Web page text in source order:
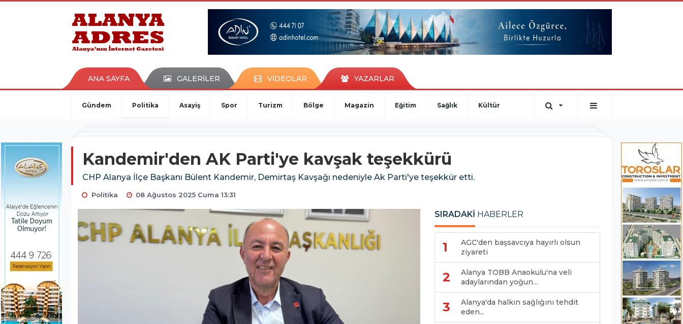
kaçak bahis
porno izle
ANA SAYFA GALERİLER VİDEOLAR YAZARLAR
Gündem Politika Asayiş Spor Turizm Bölge Magazin Eğitim Sağlık Kültür
Kandemir'den AK Parti'ye kavşak teşekkürü
CHP Alanya İlçe Başkanı Bülent Kandemir, Demirtaş Kavşağı nedeniyle Ak Parti'ye teşekkür etti.
Politika 08 Ağustos 2025 Cuma 13:31
SIRADAKİ HABERLER
1
AGC'den başsavcıya hayırlı olsun
ziyareti
2
Alanya TOBB Anaokulu'na veli
adaylarından yoğun...
3
Alanya'da halkın sağlığını tehdit
eden...